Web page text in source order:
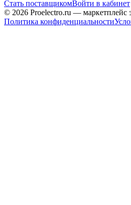
Стать поставщикомВойти в кабинет
© 2026 Proelectro.ru — маркетплейс
Политика конфиденциальности